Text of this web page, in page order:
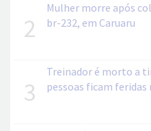
2
Mulher morre após
br-232, em Caruaru
3
Treinador é morto a
pessoas ficam feridas